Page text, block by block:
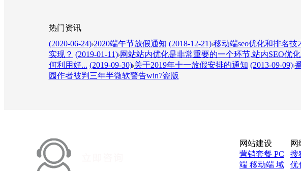
热门资讯
(2020-06-24) 2020端午节放假通知 (2018-12-21) 移动端seo优化和排名技
实现？ (2019-01-11) 网站站内优化是非常重要的一个环节,站内SEO优
何利用好... (2019-09-30) 关于2019年十一放假安排的通知 (2013-09-09)
园作者被判三年半微软警告win7盗版
网站建设
营销套餐 PC
端 移动端 域
网
搜
优